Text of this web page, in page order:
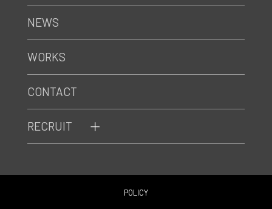
RECRUIT
NEWS
WORKS
CONTACT
POLICY